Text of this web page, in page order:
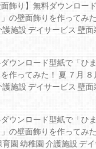
面飾り】無料ダウンロー
の壁面飾りを作ってみ
護施設 デイサービス 壁面
ウンロード型紙で「ひ
作ってみた！ 夏 ７月 ８
護施設 デイサービス 壁面
ウンロード型紙で「ひ
の壁面飾りを作ってみ
育園 幼稚園 介護施設 デ